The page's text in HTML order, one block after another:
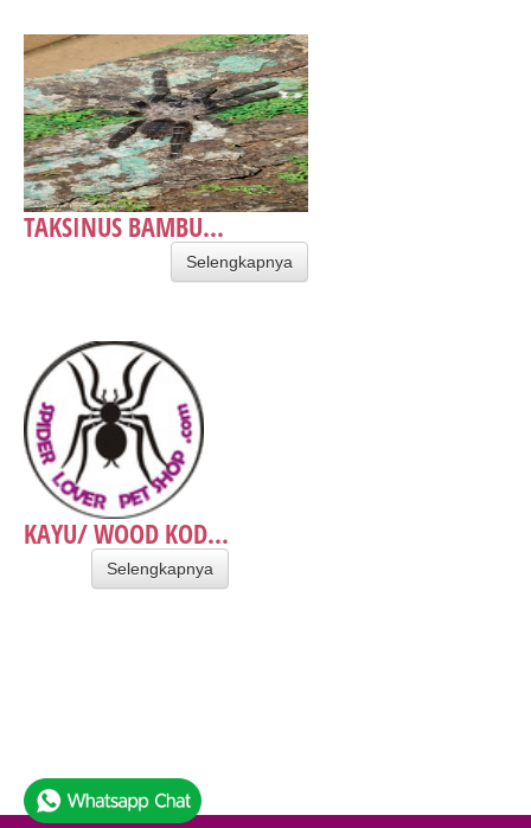
TAKSINUS BAMBU...
Selengkapnya
KAYU/ WOOD KOD...
Selengkapnya